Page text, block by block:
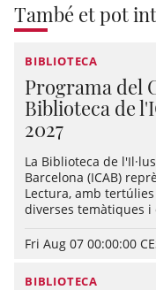
També et pot
BIBLIOTECA
Programa del
Biblioteca de
2027
La Biblioteca de
Barcelona (ICAB)
Lectura, amb
diverses temàtiques
Fri Aug 07 00:00:00
BIBLIOTECA